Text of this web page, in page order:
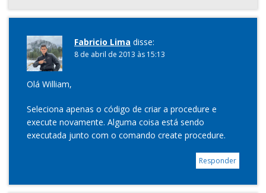
Fabricio Lima disse:
8 de abril de 2013 às 15:13
Olá William,
Seleciona apenas o código de criar a procedure e
execute novamente. Alguma coisa está sendo
executada junto com o comando create procedure.
Responder